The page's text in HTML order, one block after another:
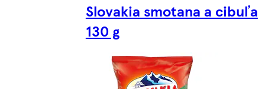
Slovakia smotana a cibuľa
130 g